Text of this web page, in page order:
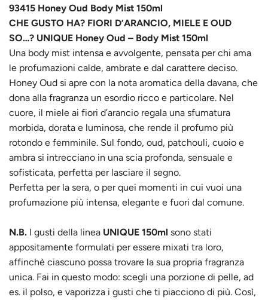
93415 Honey Oud Body Mist 150ml
CHE GUSTO HA? FIORI D’ARANCIO, MIELE E OUD
SO…? UNIQUE Honey Oud – Body Mist 150ml
Una body mist intensa e avvolgente, pensata per chi ama
le profumazioni calde, ambrate e dal carattere deciso.
Honey Oud si apre con la nota aromatica della davana, che
dona alla fragranza un esordio ricco e particolare. Nel
cuore, il miele ai fiori d’arancio regala una sfumatura
morbida, dorata e luminosa, che rende il profumo più
rotondo e femminile. Sul fondo, oud, patchouli, cuoio e
ambra si intrecciano in una scia profonda, sensuale e
sofisticata, perfetta per lasciare il segno.
Perfetta per la sera, o per quei momenti in cui vuoi una
profumazione più intensa, elegante e fuori dal comune.
N.B. I gusti della linea UNIQUE 150ml sono stati
appositamente formulati per essere mixati tra loro,
affinchè ciascuno possa trovare la sua propria fragranza
unica. Fai in questo modo: scegli una porzione di pelle, ad
es. il polso, e vaporizza i gusti che ti piacciono di più. Così,